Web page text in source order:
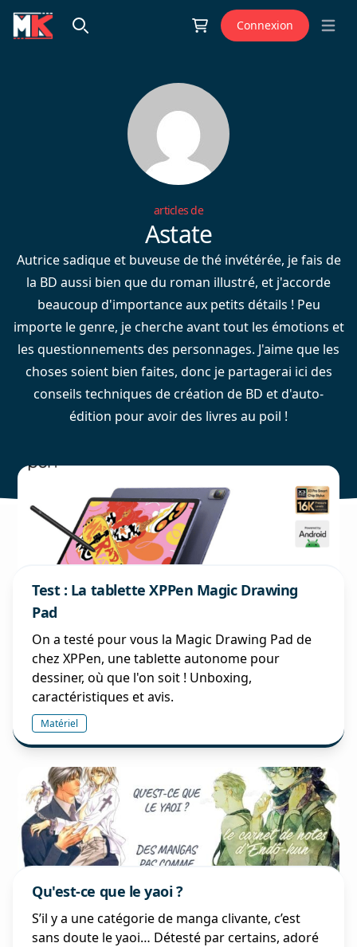
Aller au contenu
Connexion Open
articles de
Astate
Autrice sadique et buveuse de thé invétérée, je fais de
la BD aussi bien que du roman illustré, et j'accorde
beaucoup d'importance aux petits détails ! Peu
importe le genre, je cherche avant tout les émotions et
les questionnements des personnages. J'aime que les
choses soient bien faites, donc je partagerai ici des
conseils techniques de création de BD et d'auto-
édition pour avoir des livres au poil !
Test : La tablette XPPen Magic Drawing
Pad
On a testé pour vous la Magic Drawing Pad de
chez XPPen, une tablette autonome pour
dessiner, où que l'on soit ! Unboxing,
caractéristiques et avis.
Matériel
Qu'est-ce que le yaoi ?
S’il y a une catégorie de manga clivante, c’est
sans doute le yaoi… Détesté par certains, adoré